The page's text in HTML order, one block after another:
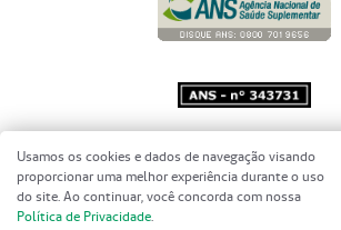
Copyright 2001 - 2026 Unimed do
Brasil - Todos os direitos reservados
Usamos os cookies e dados de navegação visando
proporcionar uma melhor experiência durante o uso
do site. Ao continuar, você concorda com nossa
Política de Privacidade.